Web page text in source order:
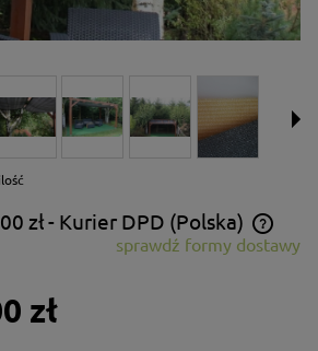
zł- Kurier DPD (Polska)
kosztów płatności
sprawdź formy dostawy
zł